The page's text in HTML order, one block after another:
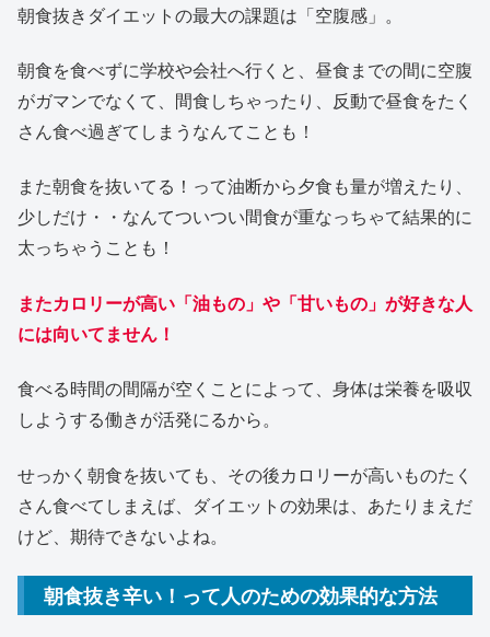
朝食抜きダイエットの最大の課題は「空腹感」。
朝食を食べずに学校や会社へ行くと、昼食までの間に空腹
がガマンでなくて、間食しちゃったり、反動で昼食をたく
さん食べ過ぎてしまうなんてことも！
また朝食を抜いてる！って油断から夕食も量が増えたり、
少しだけ・・なんてついつい間食が重なっちゃて結果的に
太っちゃうことも！
またカロリーが高い「油もの」や「甘いもの」が好きな人
には向いてません！
食べる時間の間隔が空くことによって、身体は栄養を吸収
しようする働きが活発にるから。
せっかく朝食を抜いても、その後カロリーが高いものたく
さん食べてしまえば、ダイエットの効果は、あたりまえだ
けど、期待できないよね。
朝食抜き辛い！って人のための効果的な方法